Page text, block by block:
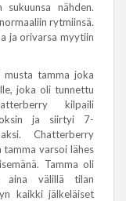
sukuunsa nähden.
rytmiinsä.
ja orivarsa myytiin
musta tamma joka
joka oli tunnettu
kilpaili
ja siirtyi 7-
Chatterberry
varsoi lähes
Tamma oli
aina välillä tilan
kaikki jälkeläiset